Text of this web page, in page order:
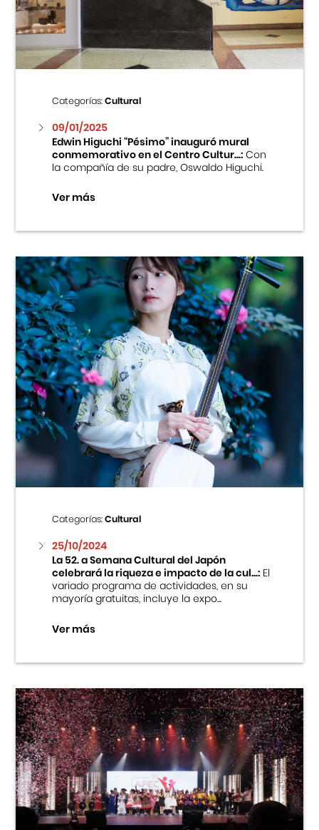
Centro Cultural Peruano Japonés
Cursos
Museo de la Inmigración Japonesa
Fondo Editorial
Teatro Peruano Japonés
Categorías:Cultural
09/01/2025
Edwin Higuchi “Pésimo” inauguró mural
conmemorativo en el Centro Cultur...:Con
la compañía de su padre, Oswaldo Higuchi.
Ver más
Categorías:Cultural
25/10/2024
La 52. a Semana Cultural del Japón
celebrará la riqueza e impacto de la cul...:El
variado programa de actividades, en su
mayoría gratuitas, incluye la expo...
Ver más